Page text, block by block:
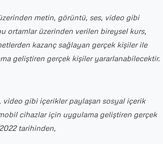
metin, görüntü, ses, video gibi
ortamlar üzerinden verilen bireysel kurs,
kazanç sağlayan gerçek kişiler ile
geliştiren gerçek kişiler yararlanabilecektir.
video gibi içerikler paylaşan sosyal içerik
cihazlar için uygulama geliştiren gerçek
tarihinden,